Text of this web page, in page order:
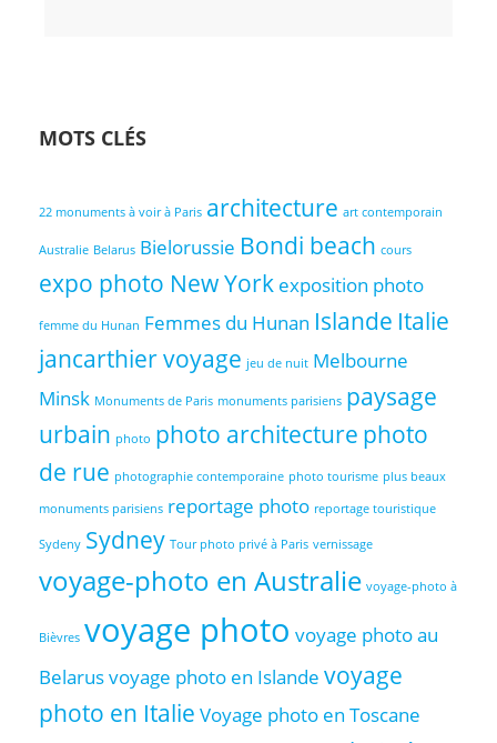
MOTS CLÉS
22 monuments à voir à Paris architecture art contemporain
Australie Belarus Bielorussie Bondi beach cours
expo photo New York exposition photo
femme du Hunan Femmes du Hunan Islande Italie
jancarthier voyage jeu de nuit Melbourne
Minsk Monuments de Paris monuments parisiens paysage
urbain photo photo architecture photo
de rue photographie contemporaine photo tourisme plus beaux
monuments parisiens reportage photo reportage touristique
Sydeny Sydney Tour photo privé à Paris vernissage
voyage-photo en Australie voyage-photo à
Bièvres voyage photo voyage photo au
Belarusvoyage photo en Islande voyage
photo en Italie Voyage photo en Toscane